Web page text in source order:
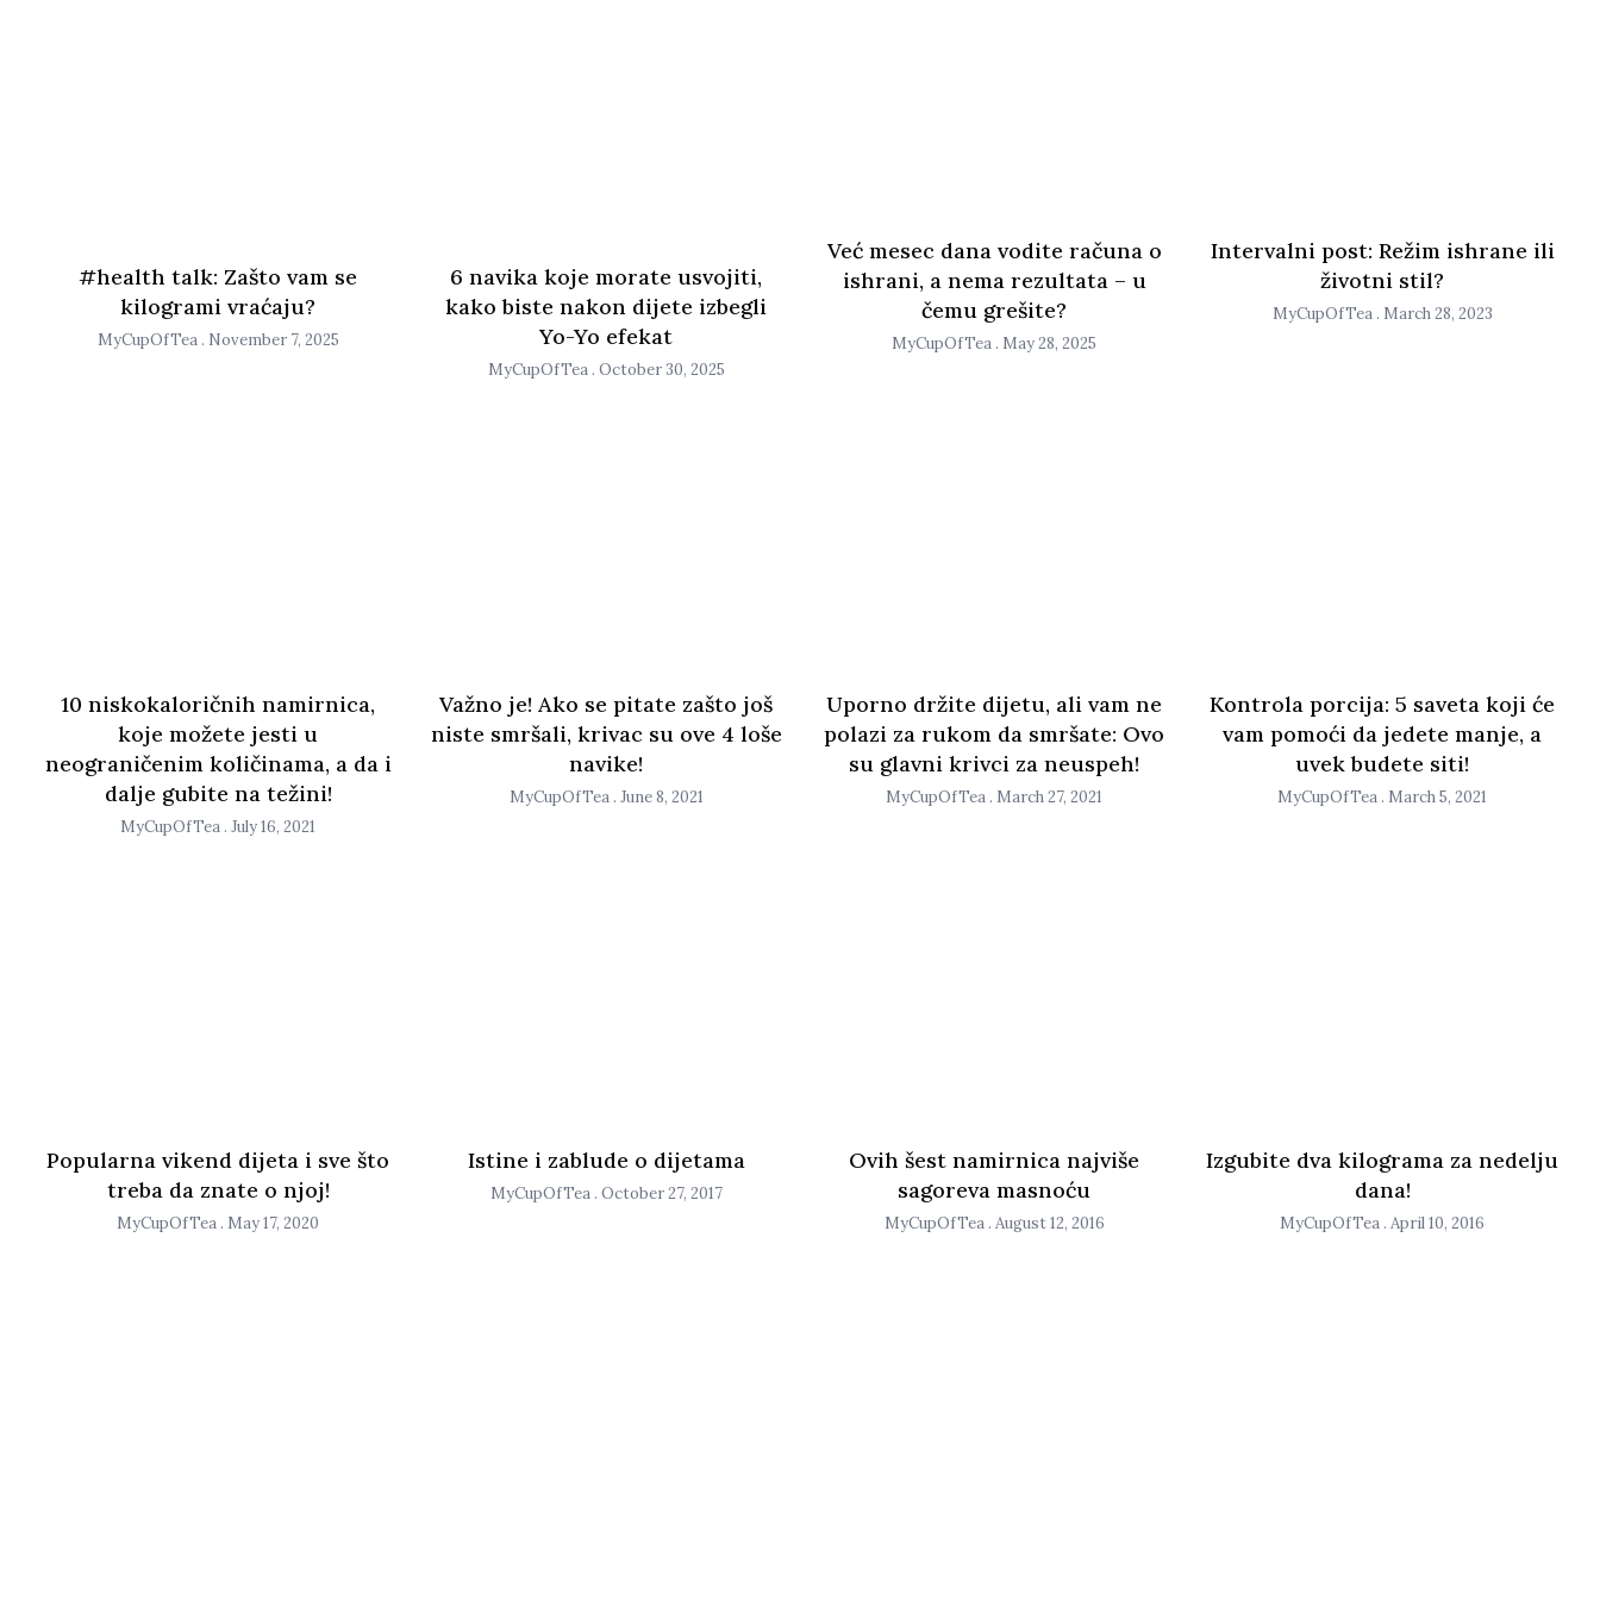
#health talk: Zašto vam se
kilogrami vraćaju?
MyCupOfTea November 7, 2025
6 navika koje morate usvojiti,
kako biste nakon dijete izbegli
Yo-Yo efekat
MyCupOfTea October 30, 2025
Već mesec dana vodite računa o
ishrani, a nema rezultata – u
čemu grešite?
MyCupOfTea May 28, 2025
Intervalni post: Režim ishrane ili
životni stil?
MyCupOfTea March 28, 2023
10 niskokaloričnih namirnica,
koje možete jesti u
neograničenim količinama, a da i
dalje gubite na težini!
MyCupOfTea July 16, 2021
Važno je! Ako se pitate zašto još
niste smršali, krivac su ove 4 loše
navike!
MyCupOfTea June 8, 2021
Uporno držite dijetu, ali vam ne
polazi za rukom da smršate: Ovo
su glavni krivci za neuspeh!
MyCupOfTea March 27, 2021
Kontrola porcija: 5 saveta koji će
vam pomoći da jedete manje, a
uvek budete siti!
MyCupOfTea March 5, 2021
Popularna vikend dijeta i sve što
treba da znate o njoj!
MyCupOfTea May 17, 2020
Istine i zablude o dijetama
MyCupOfTea October 27, 2017
Ovih šest namirnica najviše
sagoreva masnoću
MyCupOfTea August 12, 2016
Izgubite dva kilograma za nedelju
dana!
MyCupOfTea April 10, 2016